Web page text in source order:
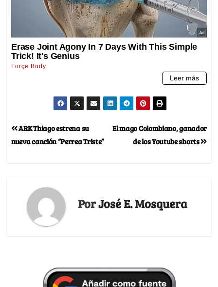
El mago Colombiano, ganador
de los Youtube shorts
ARK Thiago estrena su
nueva canción “Perrea Triste”
PorJosé E. Mosquera